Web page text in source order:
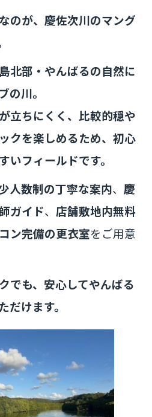
のが、慶佐次川のマング
北部・やんばるの自然に
の川。
立ちにくく、比較的穏や
クを楽しめるため、初心
いフィールドです。
人数制の丁寧な案内、慶
ガイド、 店舗敷地内無料
ン完備の更衣室をご用意
でも、安心してやんばる
だけます。